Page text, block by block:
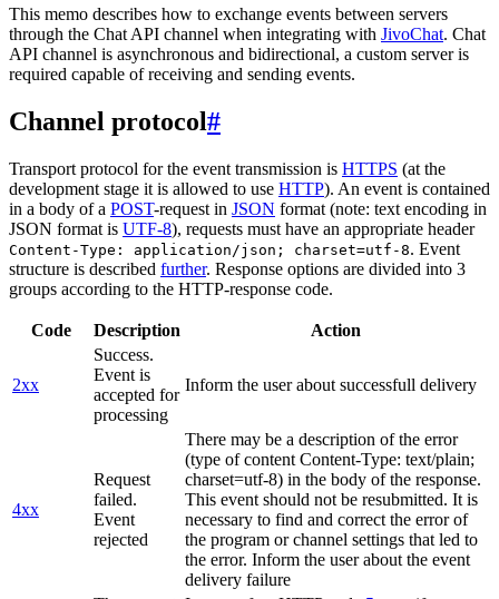
This memo describes how to exchange events between servers
through the Chat API channel when integrating with JivoChat. Chat
API channel is asynchronous and bidirectional, a custom server is
required capable of receiving and sending events.
Channel protocol#
Transport protocol for the event transmission is HTTPS (at the
development stage it is allowed to use HTTP). An event is contained
in a body of a POST-request in JSON format (note: text encoding in
JSON format is UTF-8), requests must have an appropriate header
Content-Type: application/json; charset=utf-8. Event
structure is described further. Response options are divided into 3
groups according to the HTTP-response code.
Code Description Action
2xx
Success.
Event is
accepted for
processing
Inform the user about successfull delivery
4xx
Request
failed.
Event
rejected
There may be a description of the error
(type of content Content-Type: text/plain;
charset=utf-8) in the body of the response.
This event should not be resubmitted. It is
necessary to find and correct the error of
the program or channel settings that led to
the error. Inform the user about the event
delivery failure